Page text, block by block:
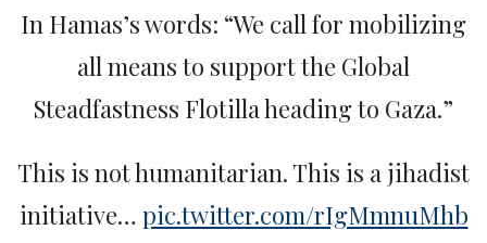
In Hamas’s words: “We call for mobilizing
all means to support the Global
Steadfastness Flotilla heading to Gaza.”
This is not humanitarian. This is a jihadist
initiative… pic.twitter.com/rIgMmnuMhb